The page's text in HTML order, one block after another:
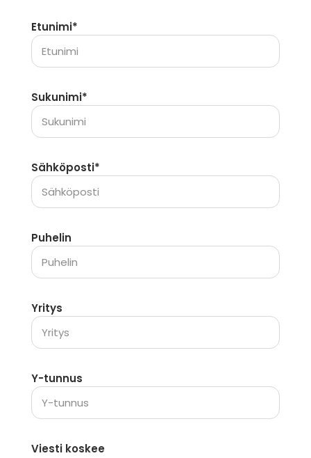
Etunimi*
Sukunimi*
Sähköposti*
Puhelin
Yritys
Y-tunnus
Viesti koskee